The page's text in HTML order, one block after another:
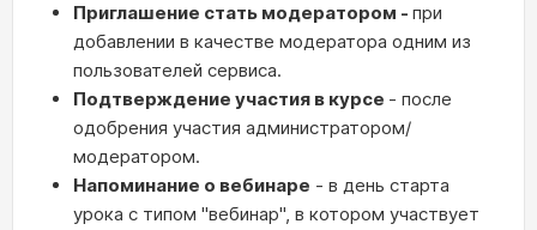
Приглашение стать модератором - при
добавлении в качестве модератора одним из
пользователей сервиса.
Подтверждение участия в курсе - после
одобрения участия администратором/
модератором.
Напоминание о вебинаре - в день старта
урока с типом "вебинар", в котором участвует